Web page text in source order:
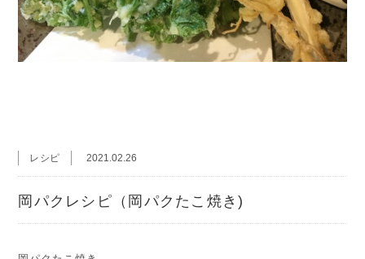
レシピ 2021.02.26
岡パクレシピ（岡パクたこ焼き)